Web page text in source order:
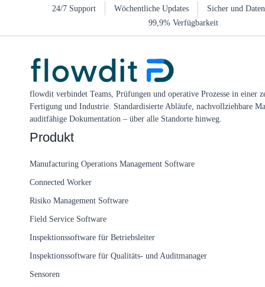
24/7 Support Wöchentliche Updates
Sicher und
99,9% Verfügbarkeit
flowdit verbindet Teams, Prüfungen und operative Prozesse in einer
Fertigung und Industrie. Standardisierte Abläufe, nachvollziehbare
auditfähige Dokumentation – über alle Standorte hinweg.
Produkt
Manufacturing Operations Management Software
Connected Worker
Risiko Management Software
Field Service Software
Inspektionssoftware für Betriebsleiter
Inspektionssoftware für Qualitäts- und Auditmanager
Sensoren